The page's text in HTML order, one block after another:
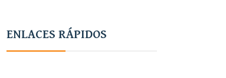
ENLACES RÁPIDOS